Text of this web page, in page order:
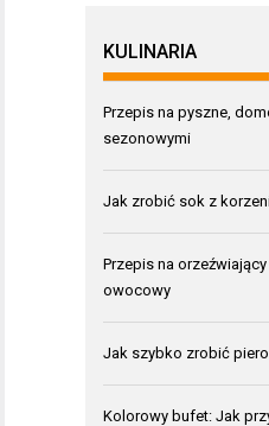
KULINARIA
Przepis na pyszne,
sezonowymi
Jak zrobić sok z
Przepis na
owocowy
Jak szybko zrobić
Kolorowy bufet: Jak